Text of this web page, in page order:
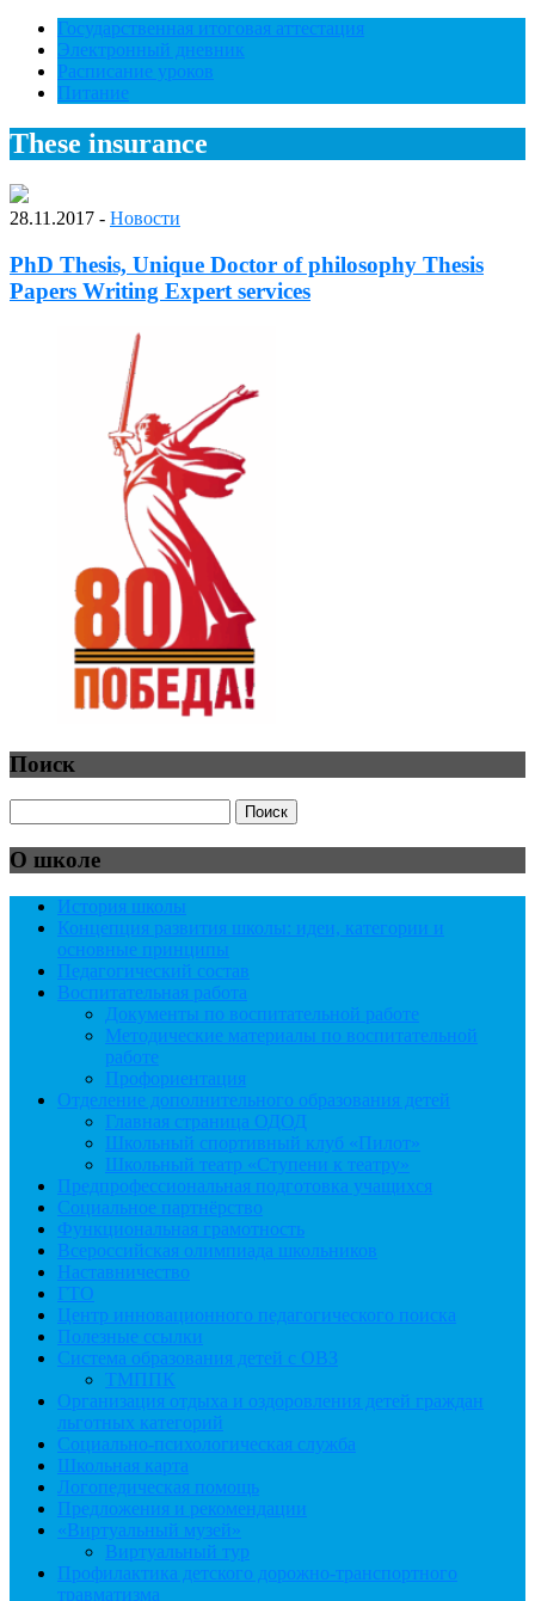
Государственная итоговая аттестация
Электронный дневник
Расписание уроков
Питание
These insurance
28.11.2017 - Новости
PhD Thesis, Unique Doctor of philosophy Thesis
Papers Writing Expert services
Поиск
О школе
История школы
Концепция развития школы: идеи, категории и
основные принципы
Педагогический состав
Воспитательная работа
Документы по воспитательной работе
Методические материалы по воспитательной
работе
Профориентация
Отделение дополнительного образования детей
Главная страница ОДОД
Школьный спортивный клуб «Пилот»
Школьный театр «Ступени к театру»
Предпрофессиональная подготовка учащихся
Социальное партнёрство
Функциональная грамотность
Всероссийская олимпиада школьников
Наставничество
ГТО
Центр инновационного педагогического поиска
Полезные ссылки
Система образования детей с ОВЗ
ТМППК
Организация отдыха и оздоровления детей граждан
льготных категорий
Социально-психологическая служба
Школьная карта
Логопедическая помощь
Предложения и рекомендации
«Виртуальный музей»
Виртуальный тур
Профилактика детского дорожно-транспортного
травматизма